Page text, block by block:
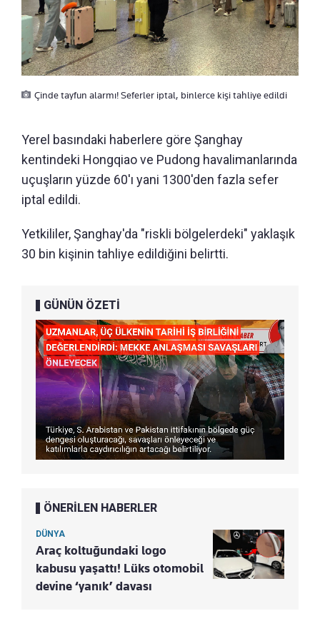
Çinde tayfun alarmı! Seferler iptal, binlerce kişi tahliye edildi
Yerel basındaki haberlere göre Şanghay
kentindeki Hongqiao ve Pudong havalimanlarında
uçuşların yüzde 60'ı yani 1300'den fazla sefer
iptal edildi.
Yetkililer, Şanghay'da "riskli bölgelerdeki" yaklaşık
30 bin kişinin tahliye edildiğini belirtti.
GÜNÜN ÖZETİ
ÖNERİLEN HABERLER
DÜNYA
Araç koltuğundaki logo
kabusu yaşattı! Lüks otomobil
devine ‘yanık’ davası